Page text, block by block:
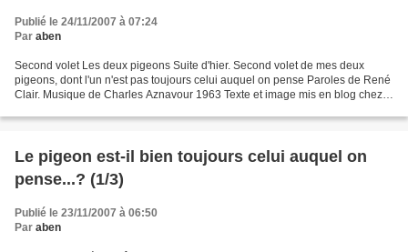
Publié le 24/11/2007 à 07:24
Par aben
Second volet Les deux pigeons Suite d'hier. Second volet de mes deux
pigeons, dont l'un n'est pas toujours celui auquel on pense Paroles de René
Clair. Musique de Charles Aznavour 1963 Texte et image mis en blog chez
Le pigeon est-il bien toujours celui auquel on
pense...? (1/3)
Publié le 23/11/2007 à 06:50
Par aben